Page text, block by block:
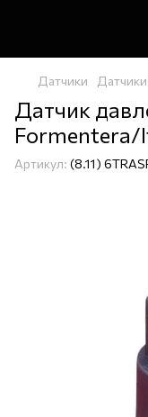
Датчики
Датчик
Formentera/
Артикул: (8.11)